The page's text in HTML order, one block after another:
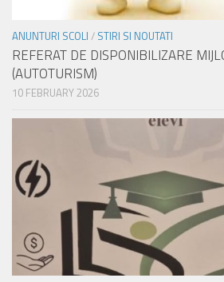
ANUNTURI SCOLI / STIRI SI NOUTATI
REFERAT DE DISPONIBILIZARE
(AUTOTURISM)
10 FEBRUARY 2026